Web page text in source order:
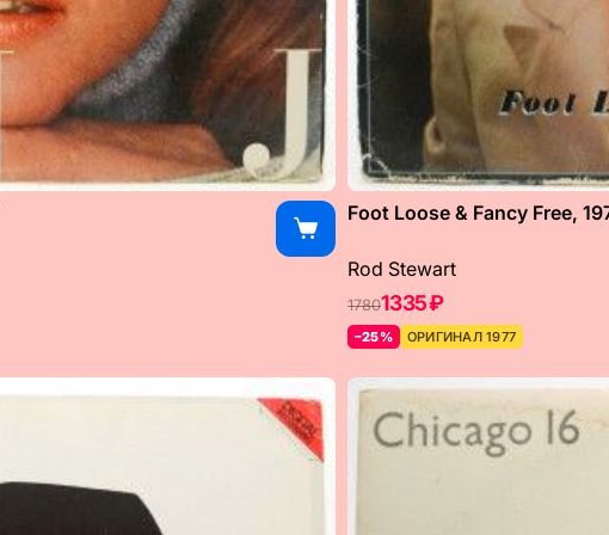
Foot Loose & Fancy Free,
Rod Stewart
17801335 ₽
–25% ОРИГИНАЛ 1977